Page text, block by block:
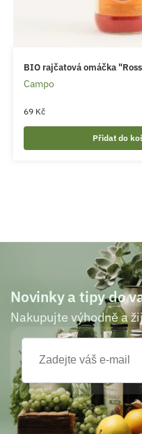
BIO rajčatová omáčka
Campo
69 Kč
Přidat do
Novinky a tipy do
Nakupujte výhodně a